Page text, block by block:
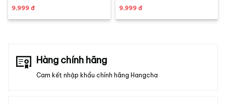
9,999 đ 9,999 đ
Hàng chính hãng
Cam kết nhập khẩu chính hãng Hangcha